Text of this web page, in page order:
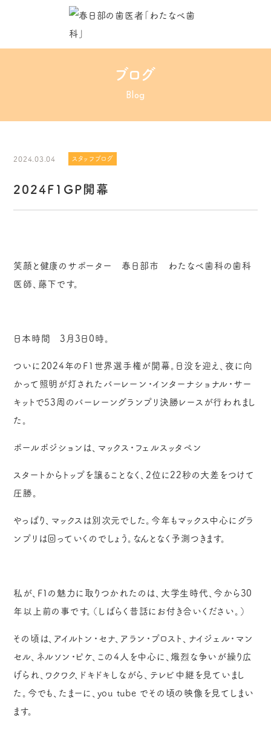
ブログ
Blog
2024.03.04 スタッフブログ
2024F1GP開幕
笑顔と健康のサポーター 春日部市 わたなべ歯科の歯科
医師、藤下です。
日本時間 3月3日0時。
ついに2024年のF1世界選手権が開幕。日没を迎え、夜に向
かって照明が灯されたバーレーン・インターナショナル・サー
キットで53周のバーレーングランプリ決勝レースが行われまし
た。
ポールポジションは、マックス・フェルスッタペン
スタートからトップを譲ることなく、2位に22秒の大差をつけて
圧勝。
やっぱり、マックスは別次元でした。今年もマックス中心にグラ
ンプリは回っていくのでしょう。なんとなく予測つきます。
私が、F１の魅力に取りつかれたのは、大学生時代、今から30
年以上前の事です。（しばらく昔話にお付き合いください。）
その頃は、アイルトン・セナ、アラン・プロスト、ナイジェル・マン
セル、ネルソン・ピケ、この4人を中心に、熾烈な争いが繰り広
げられ、ワクワク、ドキドキしながら、テレビ中継を見ていまし
た。今でも、たまーに、you tube でその頃の映像を見てしまい
ます。